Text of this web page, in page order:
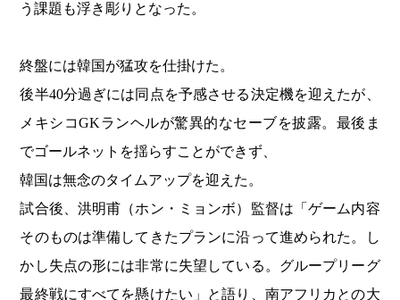
う課題も浮き彫りとなった。
終盤には韓国が猛攻を仕掛けた。
後半40分過ぎには同点を予感させる決定機を迎えたが、
メキシコGKランヘルが驚異的なセーブを披露。最後ま
でゴールネットを揺らすことができず、
韓国は無念のタイムアップを迎えた。
試合後、洪明甫（ホン・ミョンボ）監督は「ゲーム内容
そのものは準備してきたプランに沿って進められた。し
かし失点の形には非常に失望している。グループリーグ
最終戦にすべてを懸けたい」と語り、南アフリカとの大